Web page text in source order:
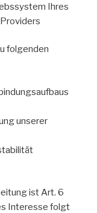
Ihres
folgenden
unserer
ist Art. 6
Interesse folgt